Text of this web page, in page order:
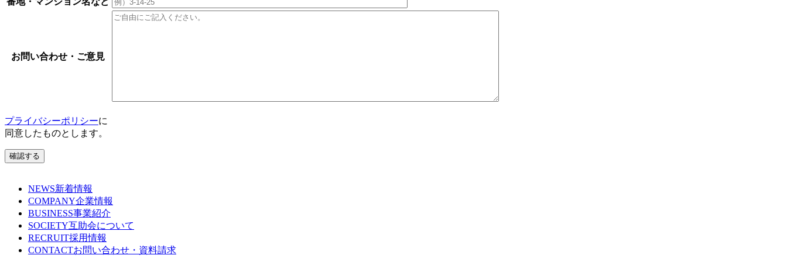
お問い合わせ・ご意見
プライバシーポリシーに
同意したものとします。
確認する
NEWS新着情報
COMPANY企業情報
BUSINESS事業紹介
SOCIETY互助会について
RECRUIT採用情報
CONTACTお問い合わせ・資料請求